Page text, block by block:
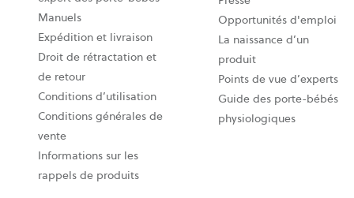
Manuels
Expédition et livraison
Droit de rétractation et
de retour
Conditions d’utilisation
Conditions générales de
vente
Informations sur les
rappels de produits
Opportunités d'emploi
La naissance d’un
produit
Points de vue d’experts
Guide des porte-bébés
physiologiques